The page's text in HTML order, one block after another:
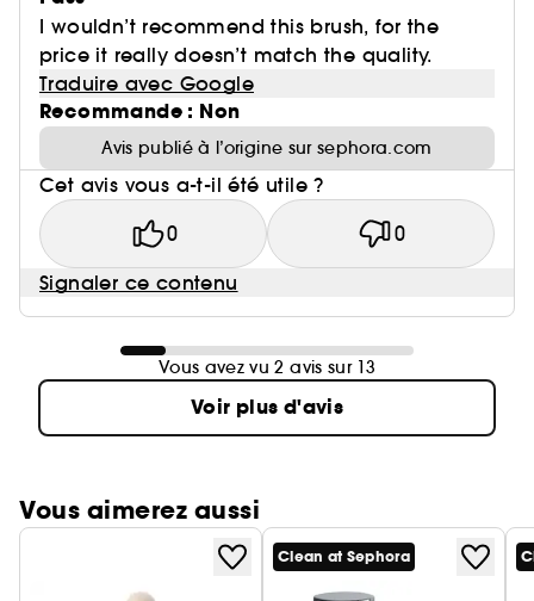
I wouldn’t recommend this brush, for the
price it really doesn’t match the quality.
Traduire avec Google
Recommande : Non
Avis publié à l’origine sur sephora.com
Cet avis vous a-t-il été utile ?
0 0
Signaler ce contenu
Vous avez vu 2 avis sur 13
Voir plus d'avis
Vous aimerez aussi
Clean at Sephora